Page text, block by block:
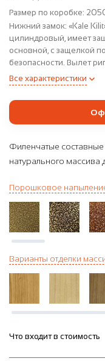
Размер по коробке:
Нижний замок: «Kale
цилиндровый, имеет
основной, с защелкой
безопасности. Вылет
Все характеристики
Филенчатые
натурального массива
Порошковое
Варианты отделки
Что входит в стоимость